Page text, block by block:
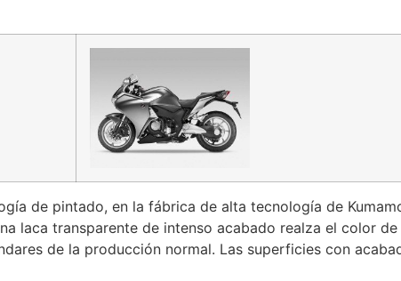
de pintado, en la fábrica de alta tecnología de
laca transparente de intenso acabado realza el color
de la producción normal. Las superficies con